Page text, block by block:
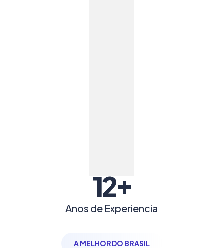
12+
Anos de Experiencia
A MELHOR DO BRASIL